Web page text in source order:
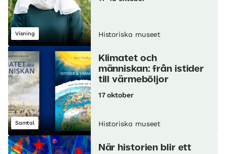
Visning Historiska museet
Samtal
Klimatet och
människan: från istider
till värmeböljor
17 oktober
Historiska museet
När historien blir ett